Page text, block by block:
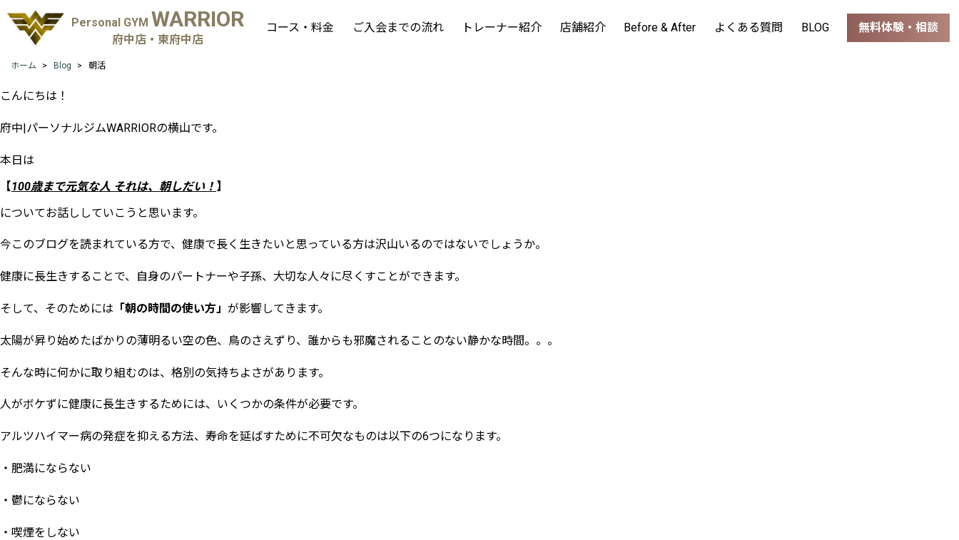
Personal GYM WARRIOR
府中店・東府中店
コース・料金 ご入会までの流れ トレーナー紹介 店舗紹介 Before & After よくある質問 BLOG 無料体験・相談
ホーム Blog 朝活
こんにちは！
府中 パーソナルジムWARRIORの横山です。
本日は
【 100歳まで元気な人 それは、朝しだい！ 】
についてお話ししていこうと思います。
今このブログを読まれている方で、健康で長く生きたいと思っている方は沢山いるのではないでしょうか。
健康に長生きすることで、自身のパートナーや子孫、大切な人々に尽くすことができます。
そして、そのためには 「朝の時間の使い方」 が影響してきます。
太陽が昇り始めたばかりの薄明るい空の色、鳥のさえずり、誰からも邪魔されることのない静かな時間。。。
そんな時に何かに取り組むのは、格別の気持ちよさがあります。
人がボケずに健康に長生きするためには、いくつかの条件が必要です。
アルツハイマー病の発症を抑える方法、寿命を延ばすために不可欠なものは以下の6つになります。
・肥満にならない
・鬱にならない
・喫煙をしない